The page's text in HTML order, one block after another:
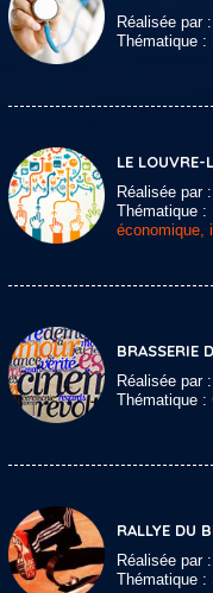
Réalisée par :
Thématique :
LE LOUVRE-
Réalisée par :
Thématique :
économique,
BRASSERIE
Réalisée par :
Thématique :
RALLYE DU
Réalisée par :
Thématique :